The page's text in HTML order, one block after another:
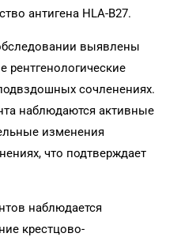
антигена HLA-B27.
выявлены
рентгенологические
сочленениях.
наблюдаются активные
изменения
что подтверждает
наблюдается
крестцово-